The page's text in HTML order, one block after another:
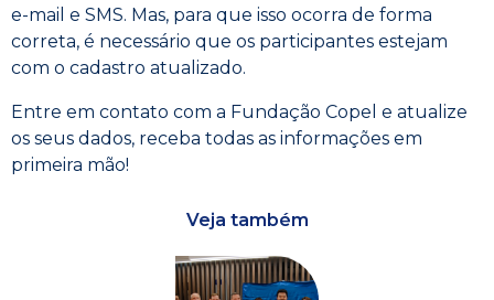
e-mail e SMS. Mas, para que isso ocorra de forma
correta, é necessário que os participantes estejam
com o cadastro atualizado.
Entre em contato com a Fundação Copel e atualize
os seus dados, receba todas as informações em
primeira mão!
Veja também